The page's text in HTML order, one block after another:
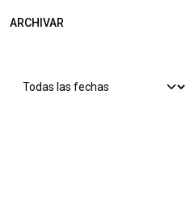
ARCHIVAR